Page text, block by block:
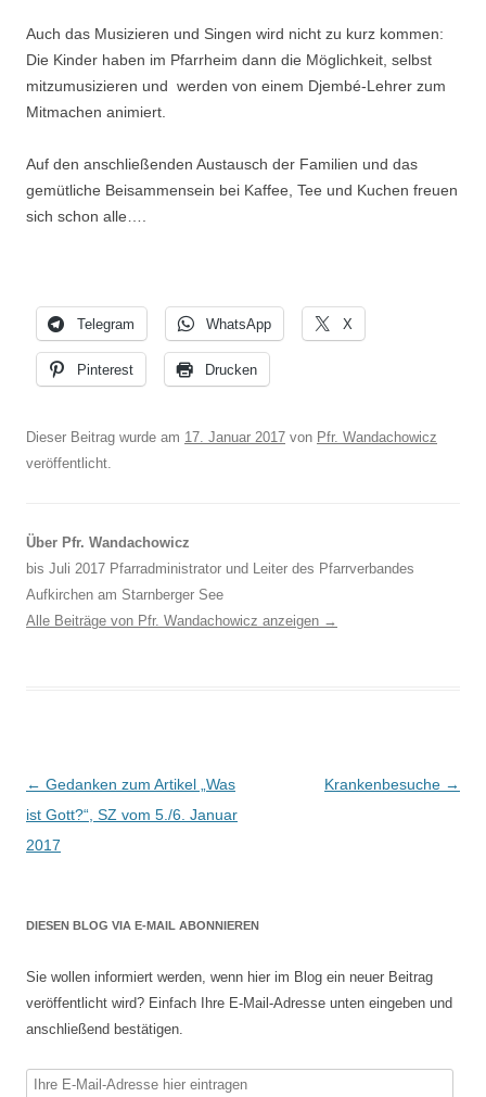
Auch das Musizieren und Singen wird nicht zu kurz kommen:
Die Kinder haben im Pfarrheim dann die Möglichkeit, selbst
mitzumusizieren und werden von einem Djembé-Lehrer zum
Mitmachen animiert.
Auf den anschließenden Austausch der Familien und das
gemütliche Beisammensein bei Kaffee, Tee und Kuchen freuen
sich schon alle….
Telegram WhatsApp X
Pinterest Drucken
Dieser Beitrag wurde am 17. Januar 2017 von Pfr. Wandachowicz
veröffentlicht.
Über Pfr. Wandachowicz
bis Juli 2017 Pfarradministrator und Leiter des Pfarrverbandes
Aufkirchen am Starnberger See
Alle Beiträge von Pfr. Wandachowicz anzeigen →
Beitragsnavigation
← Gedanken zum Artikel „Was
ist Gott?“, SZ vom 5./6. Januar
2017
Krankenbesuche →
DIESEN BLOG VIA E-MAIL ABONNIEREN
Sie wollen informiert werden, wenn hier im Blog ein neuer Beitrag
veröffentlicht wird? Einfach Ihre E-Mail-Adresse unten eingeben und
anschließend bestätigen.
Ihre